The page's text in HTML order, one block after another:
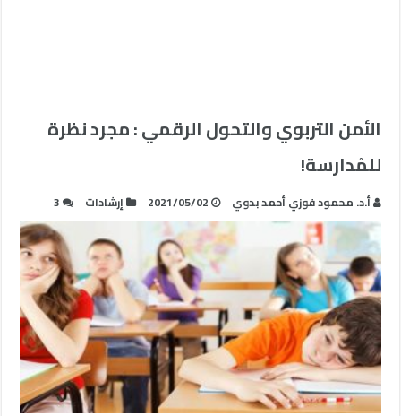
الأمن التربوي والتحول الرقمي : مجرد نظرة
للمُدارسة!
أ.د. محمود فوزي أحمد بدوي 2021/05/02 إرشادات 3